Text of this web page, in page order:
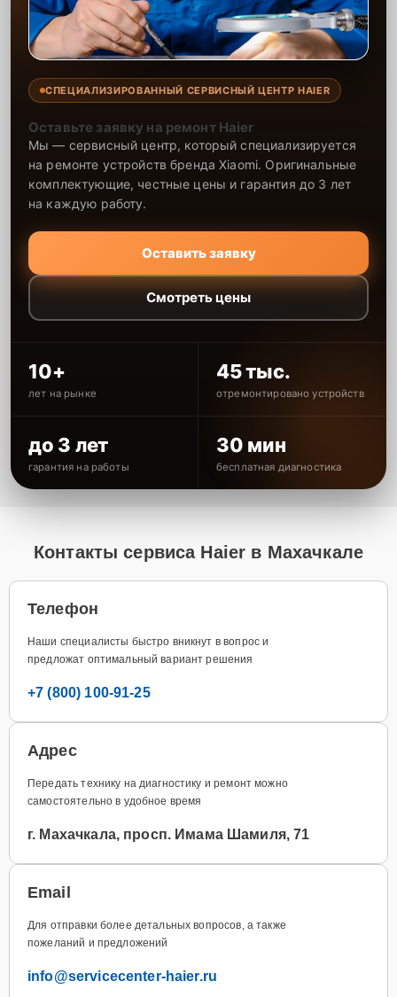
СПЕЦИАЛИЗИРОВАННЫЙ СЕРВИСНЫЙ ЦЕНТР HAIER
Оставьте заявку на ремонт Haier
Мы — сервисный центр, который специализируется
на ремонте устройств бренда Xiaomi. Оригинальные
комплектующие, честные цены и гарантия до 3 лет
на каждую работу.
Оставить заявку
Смотреть цены
10+
лет на рынке
45 тыс.
отремонтировано устройств
до 3 лет
гарантия на работы
30 мин
бесплатная диагностика
Контакты сервиса Haier в Махачкале
Телефон
Наши специалисты быстро вникнут в вопрос и
предложат оптимальный вариант решения
+7 (800) 100-91-25
Адрес
Передать технику на диагностику и ремонт можно
самостоятельно в удобное время
г. Махачкала, просп. Имама Шамиля, 71
Email
Для отправки более детальных вопросов, а также
пожеланий и предложений
info@servicecenter-haier.ru